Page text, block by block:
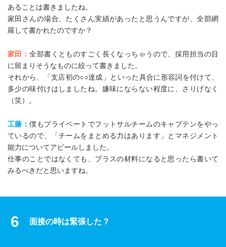
あることは書きましたね。
家田さんの場合、たくさん実績があったと思うんですが、全部網
羅して書かれたのですか？
家田：全部書くとものすごく長くなっちゃうので、採用担当の目
に留まりそうなものに絞って書きました。
それから、「支店初の○○達成」といった具合に形容詞を付けて、
多少の味付けはしましたね。嫌味にならない程度に、さりげなく
（笑）。
工藤：僕もプライベートでフットサルチームのキャプテンをやっ
ているので、「チームをまとめる力はあります」とマネジメント
能力についてアピールしました。
仕事のことではなくても、プラスの材料になると思ったら書いて
みるべきだと思いますね。
6 面接の時は緊張した？